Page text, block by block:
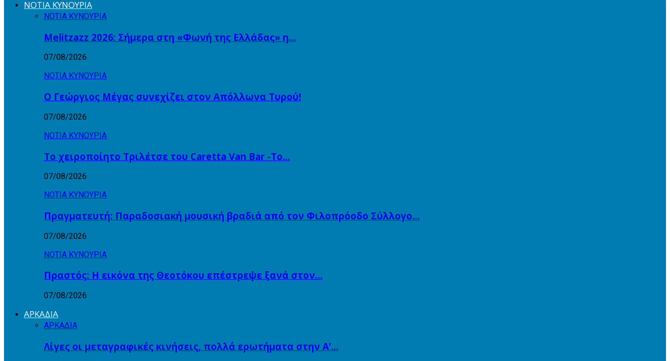
ΝΟΤΙΑ ΚΥΝΟΥΡΙΑ
ΝΟΤΙΑ ΚΥΝΟΥΡΙΑ
Melitzazz 2026: Σήμερα στη «Φωνή της Ελλάδας» η…
07/08/2026
ΝΟΤΙΑ ΚΥΝΟΥΡΙΑ
Ο Γεώργιος Μέγας συνεχίζει στον Απόλλωνα Τυρού!
07/08/2026
ΝΟΤΙΑ ΚΥΝΟΥΡΙΑ
Το χειροποίητο Τριλέτσε του Caretta Van Bar -Το…
07/08/2026
ΝΟΤΙΑ ΚΥΝΟΥΡΙΑ
Πραγματευτή: Παραδοσιακή μουσική βραδιά από τον Φιλοπρόοδο Σύλλογο…
07/08/2026
ΝΟΤΙΑ ΚΥΝΟΥΡΙΑ
Πραστός: Η εικόνα της Θεοτόκου επέστρεψε ξανά στον…
07/08/2026
ΑΡΚΑΔΙΑ
ΑΡΚΑΔΙΑ
Λίγες οι μεταγραφικές κινήσεις, πολλά ερωτήματα στην Α’…